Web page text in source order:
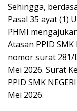
Sehingga,
Pasal 35 ayat (1)
PHMI
Atasan PPID
nomor surat 281/
Mei 2026. Surat
PPID SMK
Mei 2026.